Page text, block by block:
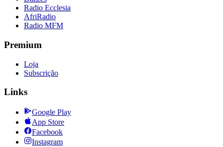
Radio Ecclesia
AfriRadio
Radio MFM
Premium
Loja
Subscrição
Links
Google Play
App Store
Facebook
Instagram